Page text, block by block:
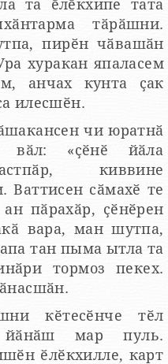
та ӗлӗкхипе тата
тӑрӑшни.
пирӗн чӑвашӑн
хуракан япаласем
анчах кунта ҫак
илесшӗн.
чи юратнӑ
вӑл: «ҫӗнӗ йӑла
киввине
Ваттисен сӑмахӗ те
пӑрахӑр, ҫӗнӗрен
вара, ман шутпа,
тан пыма ытла та
тормоз пекех.
кӗтесӗнче тӗл
мар пуль.
ӗлӗкхилле, карт